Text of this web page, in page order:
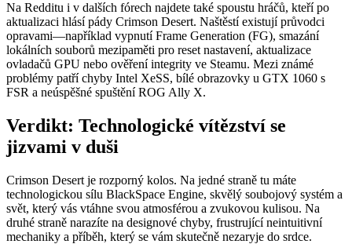
Na Redditu i v dalších fórech najdete také spoustu hráčů, kteří po
aktualizaci hlásí pády Crimson Desert. Naštěstí existují průvodci
opravami—například vypnutí Frame Generation (FG), smazání
lokálních souborů mezipaměti pro reset nastavení, aktualizace
ovladačů GPU nebo ověření integrity ve Steamu. Mezi známé
problémy patří chyby Intel XeSS, bílé obrazovky u GTX 1060 s
FSR a neúspěšné spuštění ROG Ally X.
Verdikt: Technologické vítězství se
jizvami v duši
Crimson Desert je rozporný kolos. Na jedné straně tu máte
technologickou sílu BlackSpace Engine, skvělý soubojový systém a
svět, který vás vtáhne svou atmosférou a zvukovou kulisou. Na
druhé straně narazíte na designové chyby, frustrující neintuitivní
mechaniky a příběh, který se vám skutečně nezaryje do srdce.